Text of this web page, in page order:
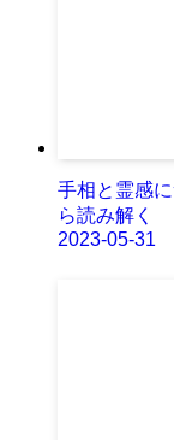
手相と霊感
ら読み解く
2023-05-31